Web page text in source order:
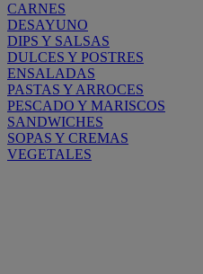
CARNES
DESAYUNO
DIPS Y SALSAS
DULCES Y POSTRES
ENSALADAS
PASTAS Y ARROCES
PESCADO Y MARISCOS
SANDWICHES
SOPAS Y CREMAS
VEGETALES